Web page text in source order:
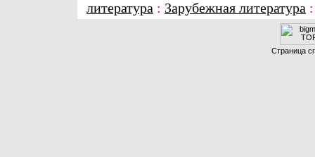
литература : Зарубежная литература
Страница